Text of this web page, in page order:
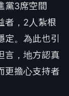
黨3席空間
者，2人紮根
。為此也引
言，地方認真
更擔心支持者